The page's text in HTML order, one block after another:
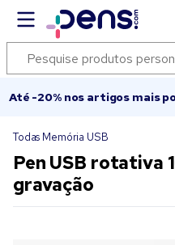
Até -20% nos artigos mais
Todas Memória USB
Pen USB rotativa
gravação